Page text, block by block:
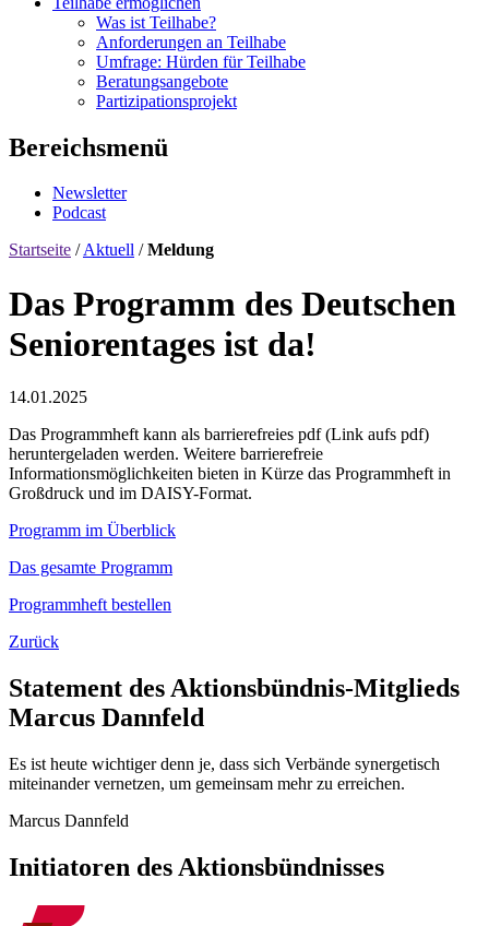
Was ist Teilhabe?
Anforderungen an Teilhabe
Umfrage: Hürden für Teilhabe
Beratungsangebote
Partizipationsprojekt
Bereichsmenü
Newsletter
Podcast
Startseite /Aktuell /Meldung
Das Programm des Deutschen
Seniorentages ist da!
14.01.2025
Das Programmheft kann als barrierefreies pdf (Link aufs pdf)
heruntergeladen werden. Weitere barrierefreie
Informationsmöglichkeiten bieten in Kürze das Programmheft in
Großdruck und im DAISY-Format.
Programm im Überblick
Das gesamte Programm
Programmheft bestellen
Zurück
Statement des Aktionsbündnis-Mitglieds
Marcus Dannfeld
Es ist heute wichtiger denn je, dass sich Verbände synergetisch
miteinander vernetzen, um gemeinsam mehr zu erreichen.
Marcus Dannfeld
Initiatoren des Aktionsbündnisses